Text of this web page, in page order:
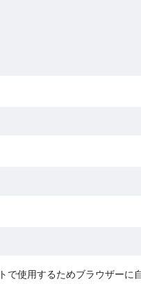
で使用するためブラウザーに